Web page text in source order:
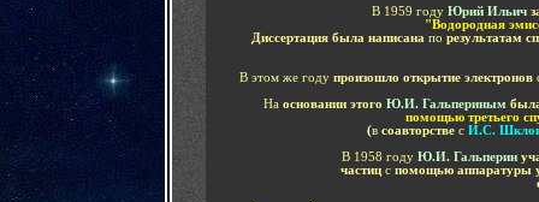
В 1959 году Юрий Ильич
"Водородная
Диссертация была написана по результатам
В этом же году произошло открытие электронов
На основании этого Ю.И. Гальпериным
помощью третьего
(в соавторстве с И.С.
В 1958 году Ю.И. Гальперин
частиц с помощью аппаратуры